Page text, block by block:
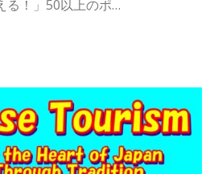
る！」50以上のポ…